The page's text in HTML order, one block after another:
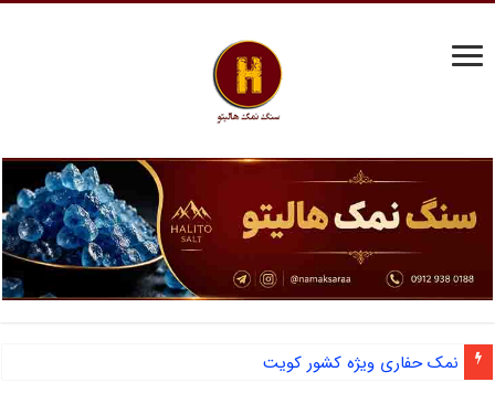
نمک حفاری ویژه کشور کویت
آشنایی با نمک دانه شکری و مزایای صادرات نمک صنعتی